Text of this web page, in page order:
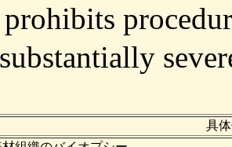
具